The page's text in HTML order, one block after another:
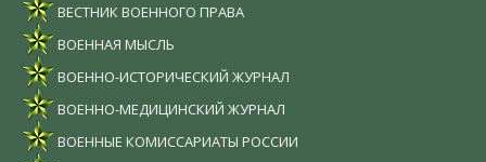
ВЕСТНИК ВОЕННОГО ПРАВА
ВОЕННАЯ МЫСЛЬ
ВОЕННО-ИСТОРИЧЕСКИЙ ЖУРНАЛ
ВОЕННО-МЕДИЦИНСКИЙ ЖУРНАЛ
ВОЕННЫЕ КОМИССАРИАТЫ РОССИИ